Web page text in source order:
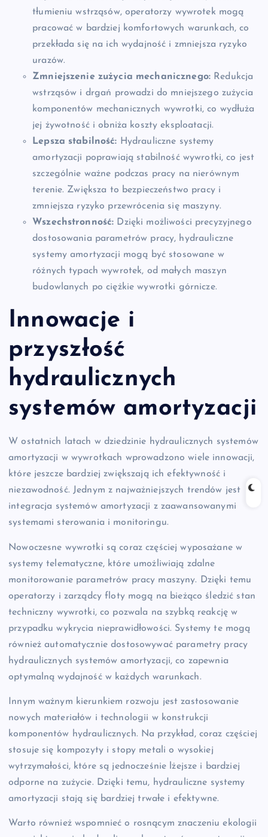
tłumieniu wstrząsów, operatorzy wywrotek mogą
pracować w bardziej komfortowych warunkach, co
przekłada się na ich wydajność i zmniejsza ryzyko
urazów.
Zmniejszenie zużycia mechanicznego: Redukcja
wstrząsów i drgań prowadzi do mniejszego zużycia
komponentów mechanicznych wywrotki, co wydłuża
jej żywotność i obniża koszty eksploatacji.
Lepsza stabilność: Hydrauliczne systemy
amortyzacji poprawiają stabilność wywrotki, co jest
szczególnie ważne podczas pracy na nierównym
terenie. Zwiększa to bezpieczeństwo pracy i
zmniejsza ryzyko przewrócenia się maszyny.
Wszechstronność: Dzięki możliwości precyzyjnego
dostosowania parametrów pracy, hydrauliczne
systemy amortyzacji mogą być stosowane w
różnych typach wywrotek, od małych maszyn
budowlanych po ciężkie wywrotki górnicze.
Innowacje i
przyszłość
hydraulicznych
systemów amortyzacji
W ostatnich latach w dziedzinie hydraulicznych systemów
amortyzacji w wywrotkach wprowadzono wiele innowacji,
które jeszcze bardziej zwiększają ich efektywność i
niezawodność. Jednym z najważniejszych trendów jest
integracja systemów amortyzacji z zaawansowanymi
systemami sterowania i monitoringu.
Nowoczesne wywrotki są coraz częściej wyposażane w
systemy telematyczne, które umożliwiają zdalne
monitorowanie parametrów pracy maszyny. Dzięki temu
operatorzy i zarządcy floty mogą na bieżąco śledzić stan
techniczny wywrotki, co pozwala na szybką reakcję w
przypadku wykrycia nieprawidłowości. Systemy te mogą
również automatycznie dostosowywać parametry pracy
hydraulicznych systemów amortyzacji, co zapewnia
optymalną wydajność w każdych warunkach.
Innym ważnym kierunkiem rozwoju jest zastosowanie
nowych materiałów i technologii w konstrukcji
komponentów hydraulicznych. Na przykład, coraz częściej
stosuje się kompozyty i stopy metali o wysokiej
wytrzymałości, które są jednocześnie lżejsze i bardziej
odporne na zużycie. Dzięki temu, hydrauliczne systemy
amortyzacji stają się bardziej trwałe i efektywne.
Warto również wspomnieć o rosnącym znaczeniu ekologii